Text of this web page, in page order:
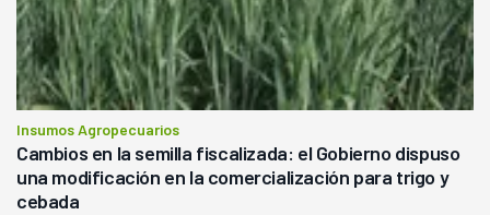
Insumos Agropecuarios
Cambios en la semilla fiscalizada: el Gobierno dispuso
una modificación en la comercialización para trigo y
cebada